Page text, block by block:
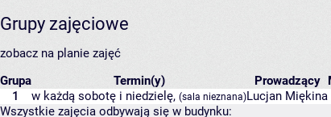
Grupy zajęciowe
zobacz na planie zajęć
Grupa
Termin(y) Prowadzący
1
w każdą sobotę i niedzielę, (sala nieznana)Lucjan Miękina
Wszystkie zajęcia odbywają się w budynku: